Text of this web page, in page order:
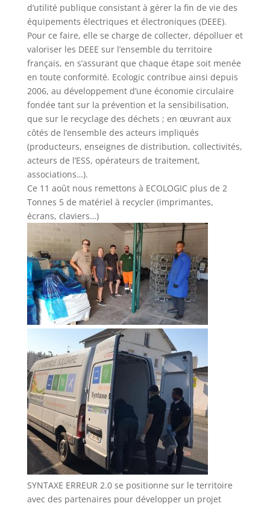
d’utilité publique consistant à gérer la fin de vie des
équipements électriques et électroniques (DEEE).
Pour ce faire, elle se charge de collecter, dépolluer et
valoriser les DEEE sur l’ensemble du territoire
français, en s’assurant que chaque étape soit menée
en toute conformité. Ecologic contribue ainsi depuis
2006, au développement d’une économie circulaire
fondée tant sur la prévention et la sensibilisation,
que sur le recyclage des déchets ; en œuvrant aux
côtés de l’ensemble des acteurs impliqués
(producteurs, enseignes de distribution, collectivités,
acteurs de l’ESS, opérateurs de traitement,
associations…).
Ce 11 août nous remettons à ECOLOGIC plus de 2
Tonnes 5 de matériel à recycler (imprimantes,
écrans, claviers…)
SYNTAXE ERREUR 2.0 se positionne sur le territoire
avec des partenaires pour développer un projet